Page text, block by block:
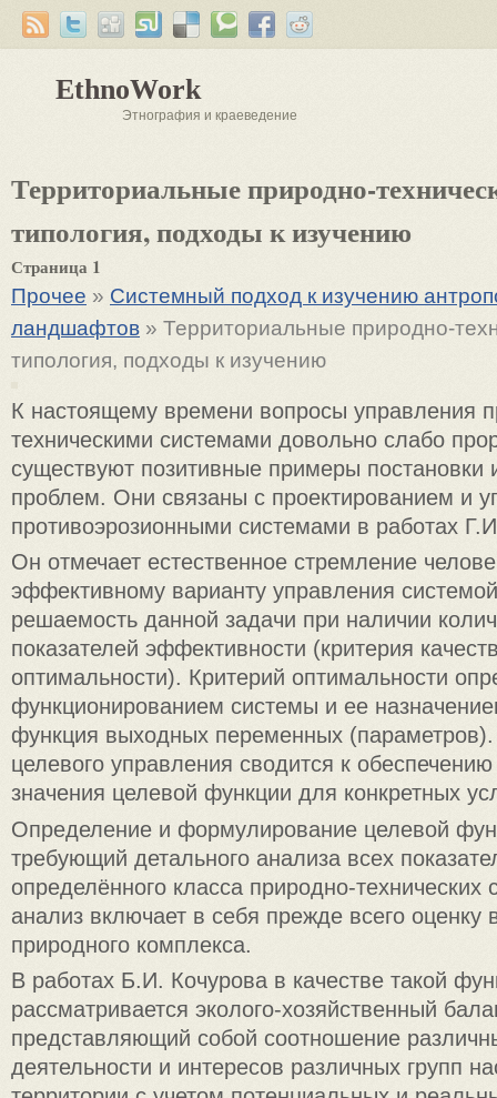
EthnoWork
Этнография и краеведение
Территориальные природно-
типология, подходы к изучению
Страница 1
Прочее » Системный подход к изучению
ландшафтов » Территориальные природно-
типология, подходы к изучению
К настоящему времени вопросы управления
техническими системами довольно слабо
существуют позитивные примеры
проблем. Они связаны с проектированием и
противоэрозионными системами в работах
Он отмечает естественное стремление
эффективному варианту управления
решаемость данной задачи при наличии
показателей эффективности (критерия
оптимальности). Критерий оптимальности
функционированием системы и ее
функция выходных переменных
целевого управления сводится к
значения целевой функции для конкретных
Определение и формулирование целевой
требующий детального анализа всех
определённого класса природно-
анализ включает в себя прежде всего оценку
природного комплекса.
В работах Б.И. Кочурова в качестве такой
рассматривается эколого-хозяйственный
представляющий собой соотношение
деятельности и интересов различных групп